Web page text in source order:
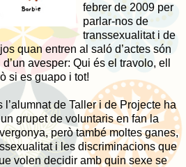
febrer de 2009 per
parlar-nos de
transsexualitat i de
quan entren al saló d’actes són
avesper: Qui és el travolo, ell
si es guapo i tot!
de Taller i de Projecte ha
grupet de voluntaris en fan la
però també moltes ganes,
i les discriminacions que
volen decidir amb quin sexe se